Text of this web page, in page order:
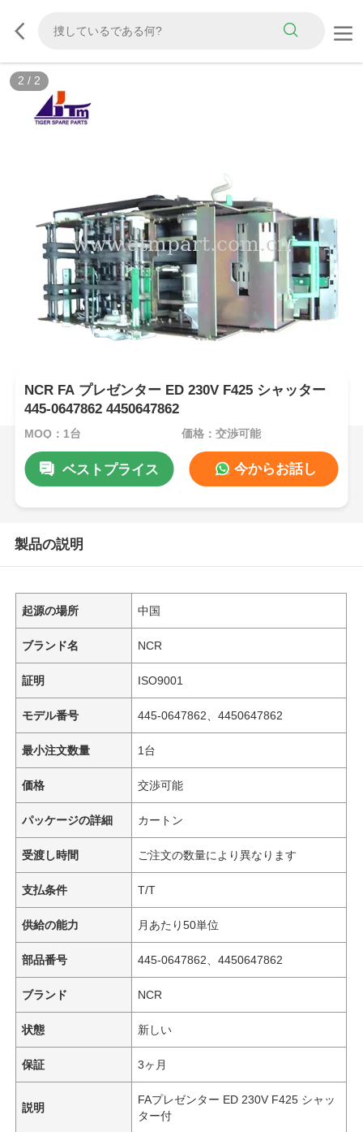
2 / 2
NCR FA プレゼンター ED 230V F425 シャッター
445-0647862 4450647862
MOQ：1台 価格：交渉可能
ベストプライス 今からお話し
製品の説明
起源の場所 中国
ブランド名 NCR
証明 ISO9001
モデル番号 445-0647862、4450647862
最小注文数量 1台
価格 交渉可能
パッケージの詳細 カートン
受渡し時間 ご注文の数量により異なります
支払条件 T/T
供給の能力 月あたり50単位
部品番号 445-0647862、4450647862
ブランド NCR
状態 新しい
保証 3ヶ月
説明
FAプレゼンター ED 230V F425 シャッ
ター付